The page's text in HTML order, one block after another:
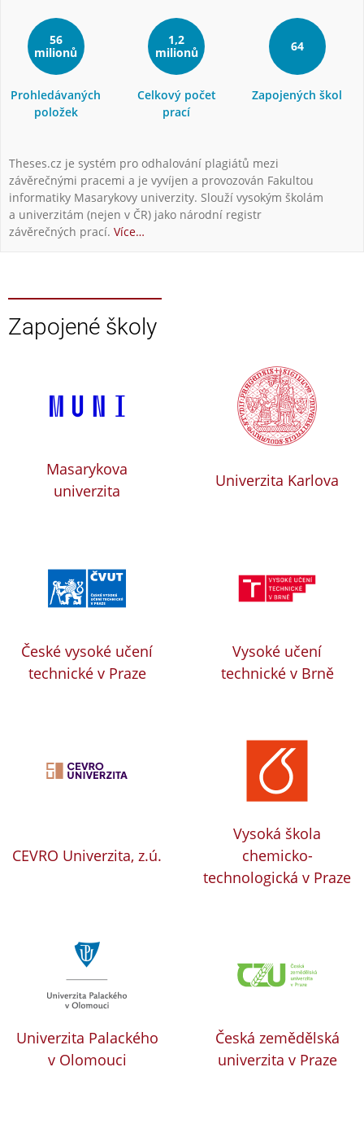
56
milionů
Prohledávaných
položek
1,2
milionů
Celkový počet
prací
64
Zapojených škol
Theses.cz je systém pro odhalování plagiátů mezi
závěrečnými pracemi a je vyvíjen a provozován Fakultou
informatiky Masarykovy univerzity. Slouží vysokým školám
a univerzitám (nejen v ČR) jako národní registr
závěrečných prací. Více…
Zapojené školy
Masarykova
univerzita
Univerzita Karlova
České vysoké učení
technické v Praze
Vysoké učení
technické v Brně
CEVRO Univerzita, z.ú.
Vysoká škola
chemicko-
technologická v Praze
Univerzita Palackého
v Olomouci
Česká zemědělská
univerzita v Praze